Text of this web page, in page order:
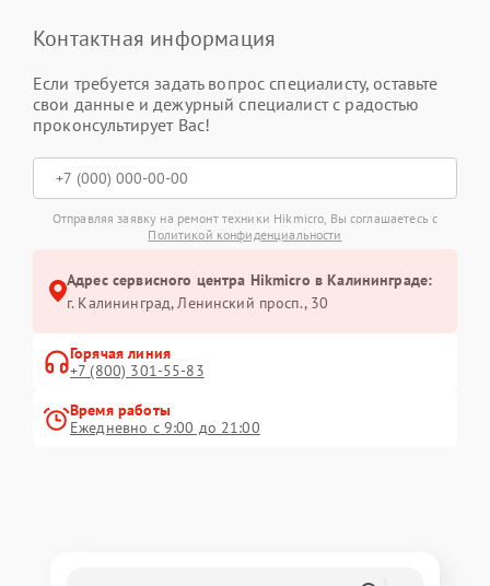
Контактная информация
Если требуется задать вопрос специалисту, оставьте
свои данные и дежурный специалист с радостью
проконсультирует Вас!
Отправляя заявку на ремонт техники Hikmicro, Вы соглашаетесь с
Политикой конфиденциальности
Адрес сервисного центра Hikmicro в Калининграде:
г. Калининград, Ленинский просп., 30
Горячая линия
+7 (800) 301-55-83
Время работы
Ежедневно с 9:00 до 21:00